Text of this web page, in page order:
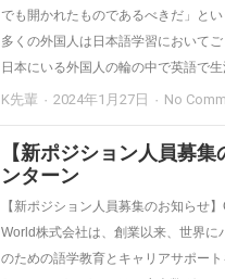
でも開かれたものであるべきだ」と
多くの外国人は日本語学習において
日本にいる外国人の輪の中で英語で
K先輩 2024年1月27日 No
【新ポジション人員募
ンターン
【新ポジション人員募集のお知ら
World株式会社は、創業以来、世界に
のための語学教育とキャリアサポー